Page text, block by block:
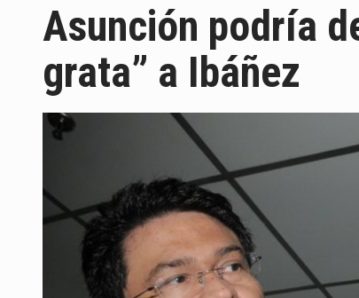
Asunción podría
grata” a Ibáñez